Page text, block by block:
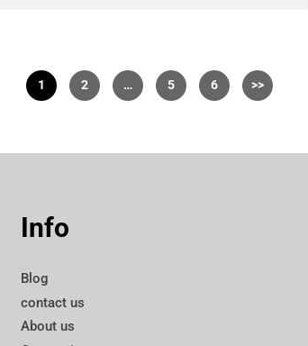
1 2 … 5 6
Info
Blog
contact us
About us